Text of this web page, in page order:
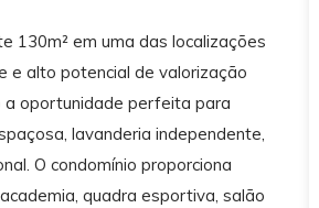
130m² em uma das localizações
e alto potencial de valorização
a oportunidade perfeita para
lavanderia independente,
O condomínio proporciona
quadra esportiva, salão